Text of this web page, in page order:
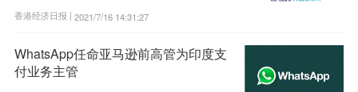
香港经济日报 | 2021/7/16 14:31:27
WhatsApp任命亚马逊前高管为印度支
付业务主管